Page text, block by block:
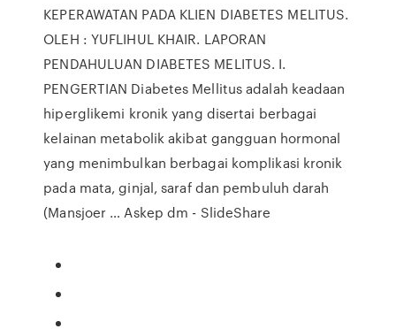
KEPERAWATAN PADA KLIEN DIABETES MELITUS.
OLEH : YUFLIHUL KHAIR. LAPORAN
PENDAHULUAN DIABETES MELITUS. I.
PENGERTIAN Diabetes Mellitus adalah keadaan
hiperglikemi kronik yang disertai berbagai
kelainan metabolik akibat gangguan hormonal
yang menimbulkan berbagai komplikasi kronik
pada mata, ginjal, saraf dan pembuluh darah
(Mansjoer … Askep dm - SlideShare